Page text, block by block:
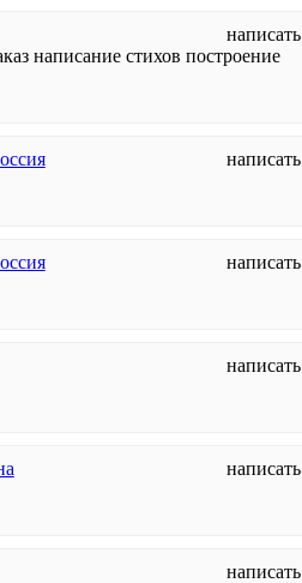
написать
написание стихов построение
написать
написать
написать
написать
написать